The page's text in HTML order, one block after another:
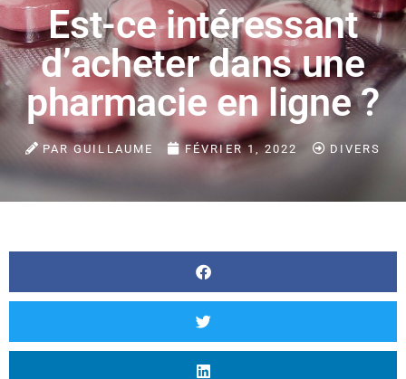
Est-ce intéressant
d’acheter dans une
pharmacie en ligne ?
PARGUILLAUME FÉVRIER 1, 2022 DIVERS